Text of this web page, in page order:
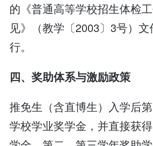
的《普通高等学校招生体检
见》（教学〔2003〕3号）
行。
四、奖助体系与激励政策
推免生（含直博生）入学后
学校学业奖学金，并直接获